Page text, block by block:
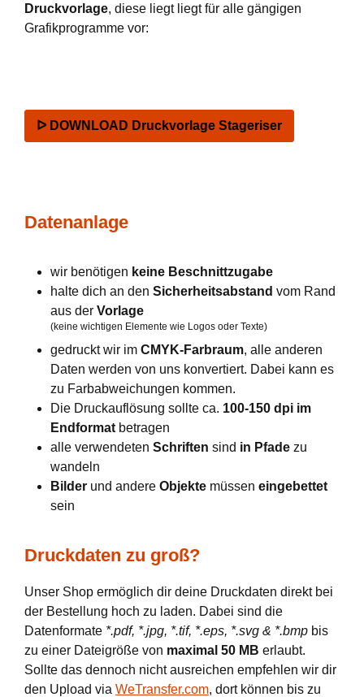
Druckvorlage, diese liegt liegt für alle gängigen
Grafikprogramme vor:
ᐅ DOWNLOAD Druckvorlage Stageriser
Datenanlage
wir benötigen keine Beschnittzugabe
halte dich an den Sicherheitsabstand vom Rand
aus der Vorlage
(keine wichtigen Elemente wie Logos oder Texte)
gedruckt wir im CMYK-Farbraum, alle anderen
Daten werden von uns konvertiert. Dabei kann es
zu Farbabweichungen kommen.
Die Druckauflösung sollte ca. 100-150 dpi im
Endformat betragen
alle verwendeten Schriften sind in Pfade zu
wandeln
Bilder und andere Objekte müssen eingebettet
sein
Druckdaten zu groß?
Unser Shop ermöglich dir deine Druckdaten direkt bei
der Bestellung hoch zu laden. Dabei sind die
Datenformate *.pdf, *.jpg, *.tif, *.eps, *.svg & *.bmp bis
zu einer Dateigröße von maximal 50 MB erlaubt.
Sollte das dennoch nicht ausreichen empfehlen wir dir
den Upload via WeTransfer.com, dort können bis zu